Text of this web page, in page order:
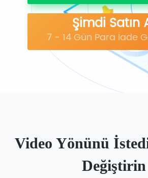
Şimdi Satın
7 - 14 Gün Para İade
Video Yönünü
Değiştirin